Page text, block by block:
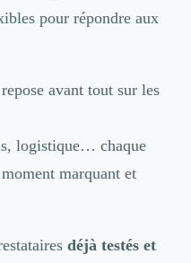
pour répondre aux
avant tout sur les
logistique… chaque
marquant et
déjà testés et